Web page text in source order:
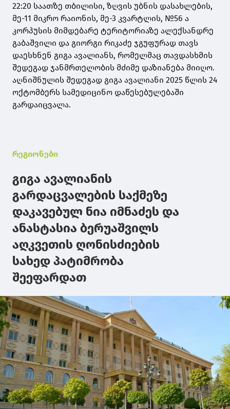
22:20 საათზე თბილისი, ზღვის უბნის დასახლების,
მე-11 მიკრო რაიონის, მე-3 კვარტლის, №56 ა
კორპუსის მიმდებარე ტერიტორიაზე ალექსანდრე
გაბაშვილი და გიორგი რიკაძე ჯგუფურად თავს
დაესხნენ გიგა ავალიანს, რომელმაც თავდასხმის
შედეგად ჯანმრთელობის მძიმე დაზიანება მიიღო.
აღნიშნულის შედეგად გიგა ავალიანი 2025 წლის 24
ოქტომბერს სამედიცინო დაწესებულებაში
გარდაიცვალა.
რეგიონები
გიგა ავალიანის
გარდაცვალების საქმეზე
დაკავებულ ნია იმნაძეს და
ანასტასია ბერუაშვილს
აღკვეთის ღონისძიების
სახედ პატიმრობა
შეეფარდათ